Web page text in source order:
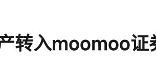
转入moomoo证